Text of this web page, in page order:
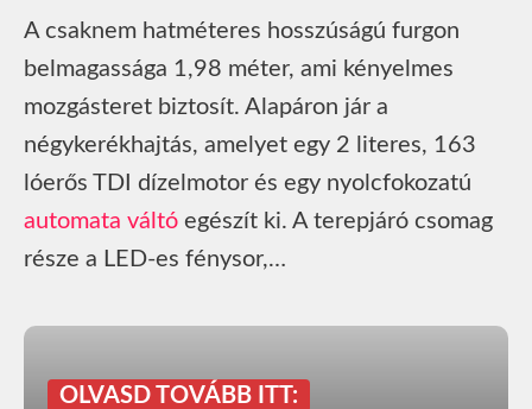
A csaknem hatméteres hosszúságú furgon
belmagassága 1,98 méter, ami kényelmes
mozgásteret biztosít. Alapáron jár a
négykerékhajtás, amelyet egy 2 literes, 163
lóerős TDI dízelmotor és egy nyolcfokozatú
automata váltó egészít ki. A terepjáró csomag
része a LED-es fénysor,…
OLVASD TOVÁBB ITT: